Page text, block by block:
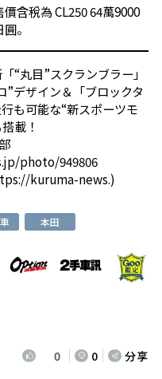
含稅為 CL250 64萬9000
。
“丸目”スクランブラー」
”デザイン＆「ブロックタ
も可能な“新スポーツモ
載！
photo/949806
kuruma-news.)
本田
0 0 分享